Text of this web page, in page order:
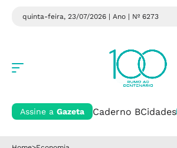
quinta-feira, 23/07/2026 | Ano | Nº 6273
Assine a Gazeta Caderno BCidades